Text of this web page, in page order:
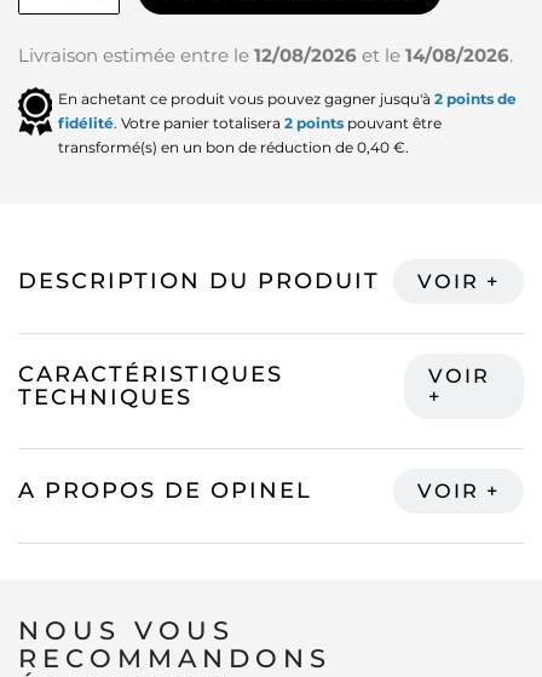
Livraison estimée entre le 12/08/2026 et le 14/08/2026.
En achetant ce produit vous pouvez gagner jusqu'à 2 points de
fidélité. Votre panier totalisera 2 points pouvant être
transformé(s) en un bon de réduction de 0,40 €.
DESCRIPTION DU PRODUIT
CARACTÉRISTIQUES
TECHNIQUES
A PROPOS DE OPINEL
NOUS VOUS
RECOMMANDONS